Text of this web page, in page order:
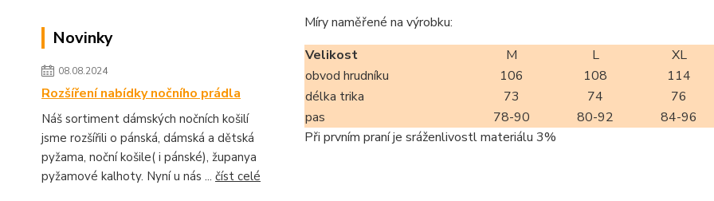
Novinky
08.08.2024
Rozšíření nabídky nočního prádla
Náš sortiment dámských nočních košilí
jsme rozšířili o pánská, dámská a dětská
pyžama, noční košile( i pánské), županya
pyžamové kalhoty. Nyní u nás ... číst celé
Míry naměřené na výrobku:
Velikost
M L XL
obvod hrudníku
106 108 114
délka trika
73 74 76
pas
78-90 80-92 84-96
Při prvním praní je sráženlivostl materiálu 3%